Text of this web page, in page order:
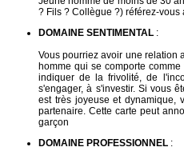
? Fils ? Collègue ?) référez-vous
DOMAINE SENTIMENTAL :
Vous pourriez avoir une relation
homme qui se comporte
indiquer de la frivolité, de
s'engager, à s'investir. Si vous
est très joyeuse et dynamique,
partenaire. Cette carte peut
garçon
DOMAINE PROFESSIONNEL :